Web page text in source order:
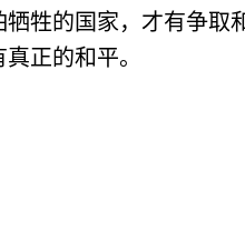
牲的国家，才有争取
正的和平。